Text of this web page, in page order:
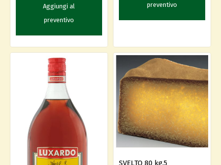
Aggiungi al
preventivo
preventivo
SVELTO 80 kg.5